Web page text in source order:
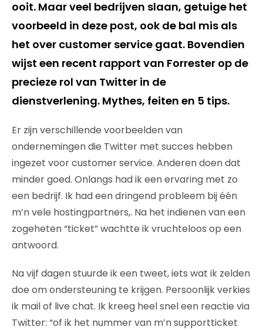
ooit. Maar veel bedrijven slaan, getuige het
voorbeeld in deze post, ook de bal mis als
het over customer service gaat. Bovendien
wijst een recent rapport van Forrester op de
precieze rol van Twitter in de
dienstverlening. Mythes, feiten en 5 tips.
Er zijn verschillende voorbeelden van
ondernemingen die Twitter met succes hebben
ingezet voor customer service. Anderen doen dat
minder goed. Onlangs had ik een ervaring met zo
een bedrijf. Ik had een dringend probleem bij één
m’n vele hostingpartners,. Na het indienen van een
zogeheten “ticket” wachtte ik vruchteloos op een
antwoord.
Na vijf dagen stuurde ik een tweet, iets wat ik zelden
doe om ondersteuning te krijgen. Persoonlijk verkies
ik mail of live chat. Ik kreeg heel snel een reactie via
Twitter: “of ik het nummer van m’n supportticket